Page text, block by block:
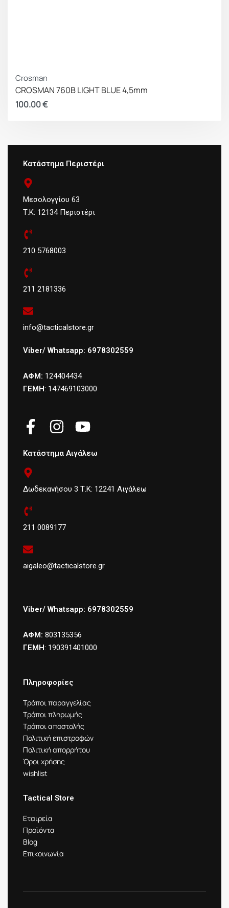
Crosman
CROSMAN 760B LIGHT BLUE 4,5mm
100.00€
Κατάστημα Περιστέρι
Μεσολογγίου 63
Τ.Κ: 12134 Περιστέρι
210 5768003
211 2181336
info@tacticalstore.gr
Viber/ Whatsapp: 6978302559
ΑΦΜ: 124404434
ΓΕΜΗ: 147469103000
Κατάστημα Αιγάλεω
Δωδεκανήσου 3 Τ.Κ: 12241 Αιγάλεω
211 0089177
aigaleo@tacticalstore.gr
Viber/ Whatsapp: 6978302559
ΑΦΜ: 803135356
ΓΕΜΗ: 190391401000
Πληροφορίες
Τρόποι παραγγελίας
Τρόποι πληρωμής
Τρόποι αποστολής
Πολιτική επιστροφών
Πολιτική απορρήτου
Όροι χρήσης
wishlist
Tactical Store
Εταιρεία
Προϊόντα
Blog
Επικοινωνία